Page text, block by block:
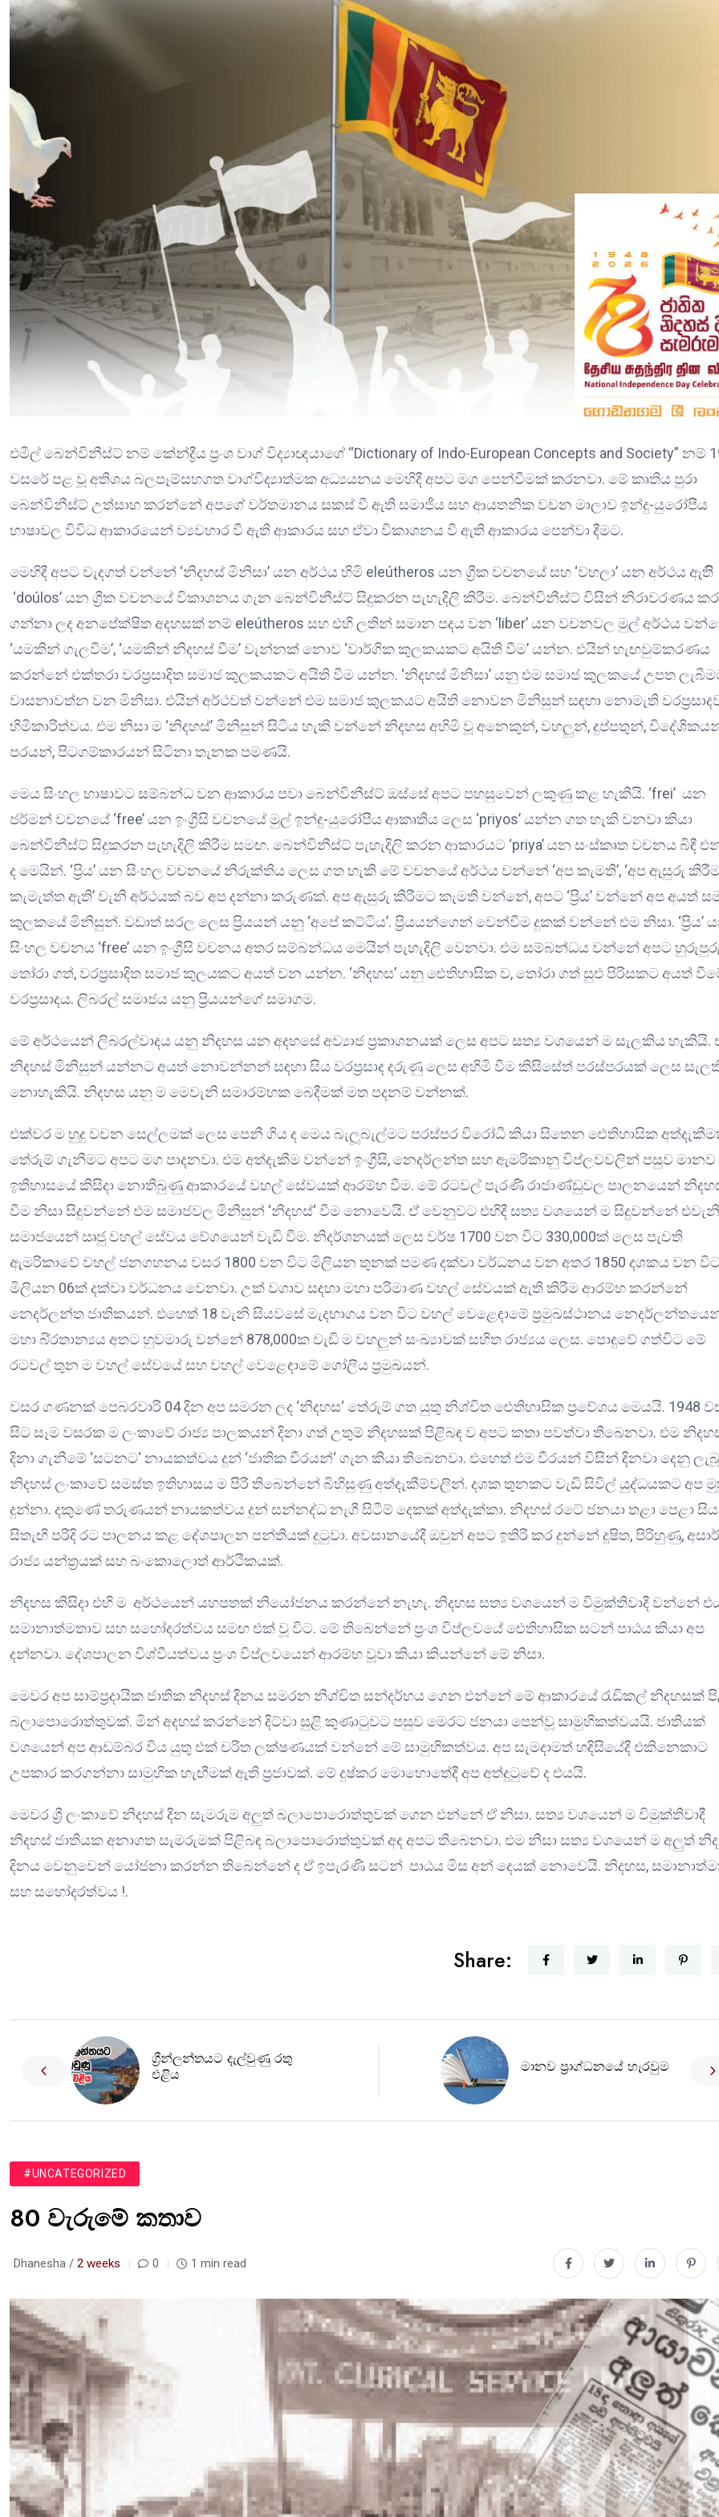
එමීල් බෙන්විනීස්ට් නම් කේන්ද්‍රීය ප්‍රංශ වාග් විද්‍යාඥයාගේ “Dictionary of Indo-European Concepts and Society” නම්
වසරේ පළ වූ අතිශය බලපෑම්සහගත වාග්විද්‍යාත්මක අධ්‍යයනය මෙහිදී අපට මග පෙන්වීමක් කරනවා. මේ කෘතිය පුරා
බෙන්විනීස්ට් උත්සාහ කරන්නේ අපගේ වර්තමානය සකස් වී ඇති සමාජීය සහ ආයතනික වචන මාලාව ඉන්දු-යුරෝපීය
භාෂාවල විවිධ ආකාරයෙන් ව්‍යවහාර වී ඇති ආකාරය සහ ඒවා විකාශනය වී ඇති ආකාරය පෙන්වා දීමට.
මෙහිදී අපට වැදගත් වන්නේ ‘නිදහස් මිනිසා’ යන අර්ථය හිමි eleútheros යන ග්‍රීක වචනයේ සහ ‘වහලා’ යන අර්ථය ඇතිි
‘doúlos’ යන ග්‍රීක වචනයේ විකාශනය ගැන බෙන්විනීස්ට් සිදුකරන පැහැදිලි කිරීම. බෙන්විනීස්ට් විසින් නිරාවරණය කර
ගන්නා ලද අනපේක්ෂිත අදහසක් නම් eleútheros සහ එහි ලතින් සමාන පදය වන ‘liber’ යන වචනවල මුල් අර්ථය
‘යමකින් ගැලවීම’, ‘යමකින් නිදහස් වීම’ වැන්නක් නොව ‘වාර්ගික කුලකයකට අයිති වීම’ යන්න. එයින් හැඟවුම්කරණය
කරන්නේ එක්තරා වරප්‍රසාදිත සමාජ කුලකයකට අයිති වීම යන්න. ‘නිදහස් මිනිසා’ යනු එම සමාජ කුලකයේ උපත
වාසනාවත්න වන මිනිසා. එයින් අර්ථවත් වන්නේ එම සමාජ කුලකයට අයිති නොවන මිනිසුන් සඳහා නොමැති
හිමිකාරිත්වය. එම නිසා ම ‘නිදහස්’ මිනිසුන් සිටිය හැකි වන්නේ නිදහස අහිමි වූ අනෙකුන්, වහලු‍න්, දුප්පතුන්,
පරයන්, පිටගම්කාරයන් සිටිනා තැනක පමණයි.
මෙය සිංහල භාෂාවට සම්බන්ධ වන ආකාරය පවා බෙන්විනීස්ට් ඔස්සේ අපට පහසුවෙන් ලකුණු කළ හැකියි. ‘frei’ යන
ජර්මන් වචනයේ ‘free’ යන ඉංග්‍රීසි වචනයේ මුල් ඉන්දු-යුරෝපීය ආකෘතිය ලෙස ‘priyos’ යන්න ගත හැකි වනවා කියා
බෙන්විනීස්ට් සිදුකරන පැහැදිලි කිරීම සමඟ. බෙන්විනීස්ට් පැහැදිලි කරන ආකාරයට ‘priya’ යන සංස්කෘත වචනය බිඳී
ද මෙයින්. ‘ප්‍රිය’ යන සිංහල වචනයේ නිරුක්තිය ලෙස ගත හැකි මේ වචනයේ අර්ථය වන්නේ ‘අප කැමති’, ‘අප ඇසුරු
කැමැත්ත ඇති’ වැනි අර්ථයක් බව අප දන්නා කරුණක්. අප ඇසුරු කිරීමට කැමති වන්නේ, අපට ‘ප්‍රිය’ වන්නේ අප අයත්
කුලකයේ මිනිසුන්. වඩාත් සරල ලෙස ප්‍රියයන් යනු ‘අපේ කට්ටිය’. ප්‍රියයන්ගෙන් වෙන්වීම දුකක් වන්නේ එම නිසා. ‘ප්‍රිය’
සිංහල වචනය ‘free’ යන ඉංග්‍රීසි වචනය අතර සම්බන්ධය මෙයින් පැහැදිලි වෙනවා. එම සම්බන්ධය වන්නේ අපට
තෝරා ගත්, වරප්‍රසාදිත සමාජ කුලයකට අයත් වන යන්න. ‘නිදහස’ යනු ඓතිහාසික ව, තෝරා ගත් සුළු පිරිසකට අයත්
වරප්‍රසාදය. ලිබරල් සමාජය යනු ප්‍රියයන්ගේ සමාගම.
මේ අර්ථයෙන් ලිබරල්වාදය යනු නිදහස යන අදහසේ අව්‍යාජ ප්‍රකාශනයක් ලෙස අපට සත්‍ය වශයෙන් ම සැලකිය හැකියි.
නිදහස් මිනිසුන් යන්නට අයත් නොවන්නන් සඳහා සිය වරප්‍රසාද දරුණු ලෙස අහිමි වීම කිසිසේත් පරස්පරයක් ලෙස
නොහැකියි. නිදහස යනු ම මෙවැනි සමාරම්භක බෙදීමක් මත පදනම් වන්නක්.
එක්වර ම හුදු වචන සෙල්ලමක් ලෙස පෙනී ගිය ද මෙය බැලූබැල්මට පරස්පර විරෝධී කියා සිතෙන ඓතිහාසික
තේරුම් ගැනීමට අපට මග පාදනවා. එම අත්දැකීම වන්නේ ඉංග්‍රීසි, නෙදර්ලන්ත සහ ඇමරිකානු විප්ලවවලින් පසුව මානව
ඉතිහාසයේ කිසිදා නොතිබුණු ආකාරයේ වහල් සේවයක් ආරම්භ වීම. මේ රටවල් පැරණි රාජාණ්ඩුවල පාලනයෙන්
වීම නිසා සිදුවන්නේ එම සමාජවල මිනිසුන් ‘නිදහස්‘ වීම නොවෙයි. ඒ වෙනුවට එහිදී සත්‍ය වශයෙන් ම සිදුවන්නේ එවැනි
සමාජයෙන් ඍජු වහල් සේවය වේගයෙන් වැඩි වීම. නිදර්ශනයක් ලෙස වර්ෂ 1700 වන විට 330,000ක් ලෙස පැවති
ඇමරිකාවේ වහල් ජනගහනය වසර 1800 වන විට මිලියන තුනක් පමණ දක්වා වර්ධනය වන අතර 1850 දශකය වන
මිලියන 06ක් දක්වා වර්ධනය වෙනවා. උක් වගාව සඳහා මහා පරිමාණ වහල් සේවයක් ඇති කිරීම ආරම්භ කරන්නේ
නෙදර්ලන්ත ජාතිකයන්. එහෙත් 18 වැනි සියවසේ මැදභාගය වන විට වහල් වෙළෙඳාමේ ප්‍රමුඛස්ථානය
මහා බි්‍රතාන්‍යය අතට හුවමාරු වන්නේ 878,000ක වැඩි ම වහලු‍න් සංඛ්‍යාවක් සහිත රාජ්‍යය ලෙස. පොදුවේ ගත්විට මේ
රටවල් තුන ම වහල් සේවයේ සහ වහල් වෙළෙඳාමේ ගෝලීය ප්‍රමුඛයන්.
වසර ගණනක් පෙබරවාරි 04 දින අප සමරන ලද ‘නිදහස‘ තේරුම් ගත යුතු නිශ්චිත ඓතිහාසික ප්‍රවේශය මෙයයි. 1948
සිට සෑම වසරක ම ලංකාවේ රාජ්‍ය පාලකයන් දිනා ගත් උතුම් නිදහසක් පිළිබඳ ව අපට කතා පවත්වා තිබෙනවා. එම
දිනා ගැනීමේ ‘සටනට‘ නායකත්වය දුන් ‘ජාතික වීරයන්‘ ගැන කියා තිබෙනවා. එහෙත් එම වීරයන් විසින් දිනවා දෙනු ලැබූ
නිදහස් ලංකාවේ සමස්ත ඉතිහාසය ම පිරී තිබෙන්නේ බිහිසුණු අත්දැකීම්වලින්. දශක තුනකට වැඩි සිවිල් යුද්ධයකට අප
දුන්නා. දකුණේ තරුණයන් නායකත්වය දුන් සන්නද්ධ නැගී සිටීම් දෙකක් අත්දැක්කා. නිදහස් රටේ ජනයා තළා පෙළා සිය
සිතැඟි පරිදි රට පාලනය කළ දේශපාලන පන්තියක් දුටුවා. අවසානයේදී ඔවුන් අපට ඉතිරි කර දුන්නේ දූෂිත, පිරිහුණු,
රාජ්‍ය යන්ත්‍රයක් සහ බංකොලොත් ආර්ථිකයක්.
නිදහස කිසිදා එහි ම අර්ථයෙන් යහපතක් නියෝජනය කරන්නේ නැහැ. නිදහස සත්‍ය වශයෙන් ම විමුක්තිවාදී වන්නේ
සමානාත්මතාව සහ සහෝදරත්වය සමඟ එක් වූ විට. මේ තිබෙන්නේ ප්‍රංශ විප්ලවයේ ඓතිහාසික සටන් පාඨය කියා අප
දන්නවා. දේශපාලන විශ්වීයත්වය ප්‍රංශ විප්ලවයෙන් ආරම්භ වූවා කියා කියන්නේ මේ නිසා.
මෙවර අප සාම්ප්‍රදායික ජාතික නිදහස් දිනය සමරන නිශ්චිත සන්දර්භය ගෙන එන්නේ මේ ආකාරයේ රැඩිකල් නිදහසක්
බලාපොරොත්තුවක්. මින් අදහස් කරන්නේ දිට්වා සුළි කුණාටුවට පසුව මෙරට ජනයා පෙන්වූ සාමුහිකත්වයයි. ජාතියක්
වශයෙන් අප ආඩම්බර විය යුතු එක් චරිත ලක්ෂණයක් වන්නේ මේ සාමුහිකත්වය. අප සැමදාමත් හදිසියේදී එකිනෙකාට
උපකාර කරගන්නා සාමුහික හැඟීමක් ඇති ප්‍රජාවක්. මේ දුෂ්කර මොහොතේදී අප අත්දුටුවේ ද එයයි.
මෙවර ශ්‍රී ලංකාවේ නිදහස් දින සැමරුම අලු‍ත් බලාපොරොත්තුවක් ගෙන එන්නේ ඒ නිසා. සත්‍ය වශයෙන් ම විමුක්තිවාදී
නිදහස් ජාතියක අනාගත සැමරුමක් පිළිබඳ බලාපොරොත්තුවක් අද අපට තිබෙනවා. එම නිසා සත්‍ය වශයෙන් ම අලු‍ත්
දිනය වෙනුවෙන් යෝජනා කරන්න තිබෙන්නේ ද ඒ ඉපැරණි සටන් පාඨය මිස අන් දෙයක් නොවෙයි. නිදහස,
සහ සහෝදරත්වය !.
Share:
ග්‍රීන්ලන්තයට දැල්වුණු රතු
එළිය
මානව ප්‍රාග්ධනයේ හැරවුම
#UNCATEGORIZED
80 වැරුමේ කතාව
Dhanesha / 2 weeks 0 1 min read